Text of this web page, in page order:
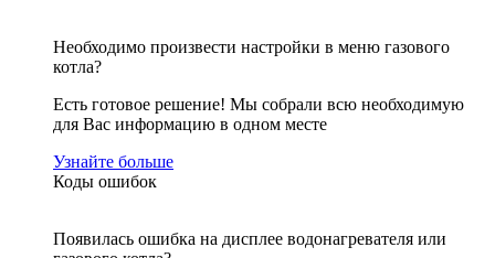
Необходимо произвести настройки в меню газового
котла?
Есть готовое решение! Мы собрали всю необходимую
для Вас информацию в одном месте
Узнайте больше
Коды ошибок
Появилась ошибка на дисплее водонагревателя или